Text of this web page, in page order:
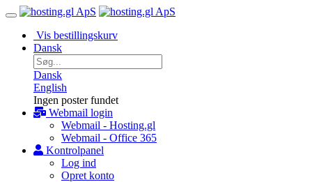
Vis bestillingskurv
Dansk
Dansk
English
Ingen poster fundet
Webmail login
Webmail - Hosting.gl
Webmail - Office 365
Kontrolpanel
Log ind
Opret konto